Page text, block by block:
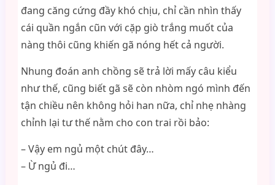
đang căng cứng đầy khó chịu, chỉ cần nhìn thấy
cái quần ngắn cũn với cặp giò trắng muốt của
nàng thôi cũng khiến gã nóng hết cả người.
Nhung đoán anh chồng sẽ trả lời mấy câu kiểu
như thế, cũng biết gã sẽ còn nhòm ngó mình đến
tận chiều nên không hỏi han nữa, chỉ nhẹ nhàng
chỉnh lại tư thế nằm cho con trai rồi bảo:
– Vậy em ngủ một chút đây…
– Ừ ngủ đi…